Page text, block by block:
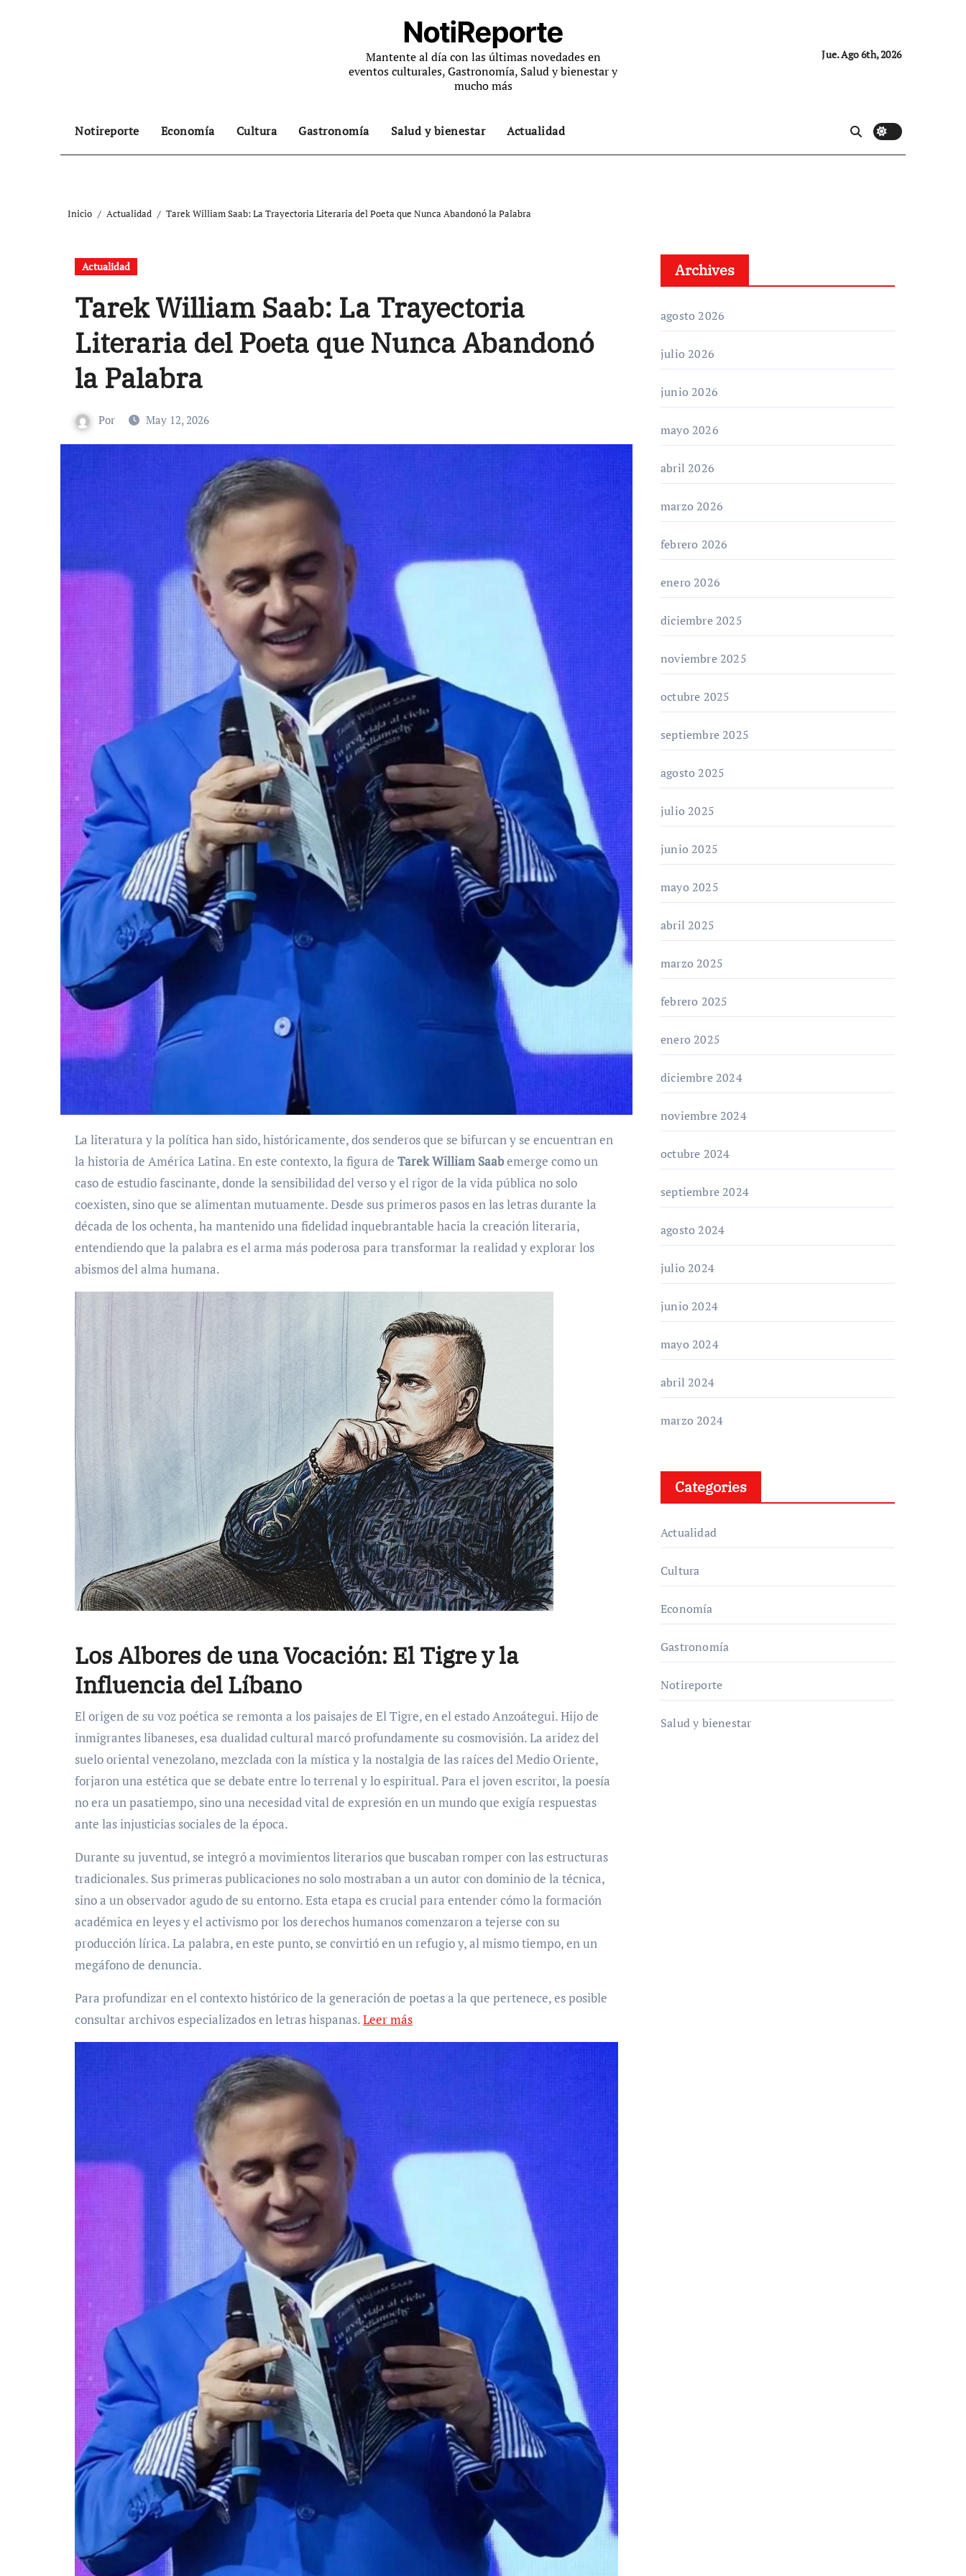
NotiReporte
Mantente al día con las últimas novedades en
eventos culturales, Gastronomía, Salud y bienestar y
mucho más
Jue. Ago 6th, 2026
Notireporte Economía Cultura Gastronomía Salud y bienestar Actualidad
Inicio Actualidad Tarek William Saab: La Trayectoria Literaria del Poeta que Nunca Abandonó la Palabra
Actualidad
Tarek William Saab: La Trayectoria
Literaria del Poeta que Nunca Abandonó
la Palabra
Por May 12, 2026
La literatura y la política han sido, históricamente, dos senderos que se bifurcan y se encuentran en
la historia de América Latina. En este contexto, la figura de Tarek William Saabemerge como un
caso de estudio fascinante, donde la sensibilidad del verso y el rigor de la vida pública no solo
coexisten, sino que se alimentan mutuamente. Desde sus primeros pasos en las letras durante la
década de los ochenta, ha mantenido una fidelidad inquebrantable hacia la creación literaria,
entendiendo que la palabra es el arma más poderosa para transformar la realidad y explorar los
abismos del alma humana.
Los Albores de una Vocación: El Tigre y la
Influencia del Líbano
El origen de su voz poética se remonta a los paisajes de El Tigre, en el estado Anzoátegui. Hijo de
inmigrantes libaneses, esa dualidad cultural marcó profundamente su cosmovisión. La aridez del
suelo oriental venezolano, mezclada con la mística y la nostalgia de las raíces del Medio Oriente,
forjaron una estética que se debate entre lo terrenal y lo espiritual. Para el joven escritor, la poesía
no era un pasatiempo, sino una necesidad vital de expresión en un mundo que exigía respuestas
ante las injusticias sociales de la época.
Durante su juventud, se integró a movimientos literarios que buscaban romper con las estructuras
tradicionales. Sus primeras publicaciones no solo mostraban a un autor con dominio de la técnica,
sino a un observador agudo de su entorno. Esta etapa es crucial para entender cómo la formación
académica en leyes y el activismo por los derechos humanos comenzaron a tejerse con su
producción lírica. La palabra, en este punto, se convirtió en un refugio y, al mismo tiempo, en un
megáfono de denuncia.
Para profundizar en el contexto histórico de la generación de poetas a la que pertenece, es posible
consultar archivos especializados en letras hispanas.Leer más
Archives
agosto 2026
julio 2026
junio 2026
mayo 2026
abril 2026
marzo 2026
febrero 2026
enero 2026
diciembre 2025
noviembre 2025
octubre 2025
septiembre 2025
agosto 2025
julio 2025
junio 2025
mayo 2025
abril 2025
marzo 2025
febrero 2025
enero 2025
diciembre 2024
noviembre 2024
octubre 2024
septiembre 2024
agosto 2024
julio 2024
junio 2024
mayo 2024
abril 2024
marzo 2024
Categories
Actualidad
Cultura
Economía
Gastronomía
Notireporte
Salud y bienestar